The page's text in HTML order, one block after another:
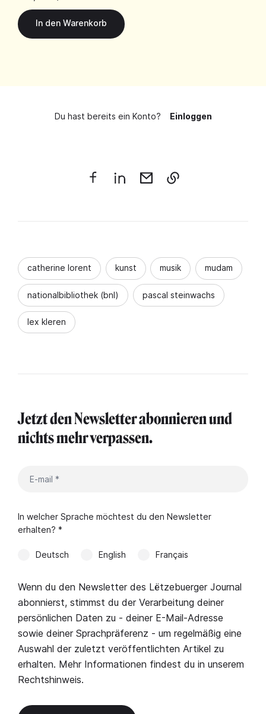
Du hast bereits ein Konto? Einloggen
catherine lorent kunst musik mudam
nationalbibliothek (bnl) pascal steinwachs
lex kleren
Jetzt den Newsletter abonnieren und
nichts mehr verpassen.
In welcher Sprache möchtest du den Newsletter
erhalten? *
Deutsch English Français
Wenn du den Newsletter des Lëtzebuerger Journal
abonnierst, stimmst du der Verarbeitung deiner
persönlichen Daten zu - deiner E-Mail-Adresse
sowie deiner Sprachpräferenz - um regelmäßig eine
Auswahl der zuletzt veröffentlichten Artikel zu
erhalten. Mehr Informationen findest du in unserem
Rechtshinweis.